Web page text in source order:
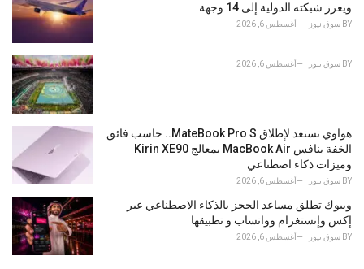
ويعزز شبكته الدولية إلى 14 وجهة
BY سوق نيوز أغسطس 6, 2026
BY سوق نيوز أغسطس 6, 2026
هواوي تستعد لإطلاق MateBook Pro S.. حاسب فائق
الخفة ينافس MacBook Air بمعالج Kirin XE90
وميزات ذكاء اصطناعي
BY سوق نيوز أغسطس 6, 2026
ويبوك تطلق مساعد الحجز بالذكاء الاصطناعي عبر
إكس وإنستغرام وواتساب و تطبيقها
BY سوق نيوز أغسطس 6, 2026